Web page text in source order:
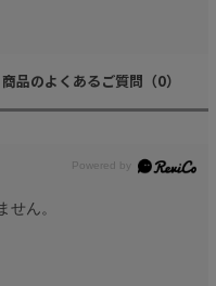
商品のよくあるご質問 （0）
せん。